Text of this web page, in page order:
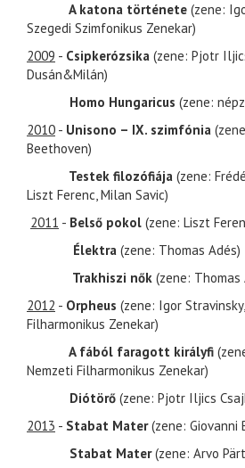
A katona története (zene:
Szegedi Szimfonikus Zenekar)
2009 - Csipkerózsika (zene: Pjotr
Dusán&Milán)
Homo Hungaricus (zene:
2010 - Unisono – IX. szimfónia
Beethoven)
Testek filozófiája (zene:
Liszt Ferenc, Milan Savic)
2011 - Belső pokol (zene: Liszt
Élektra (zene: Thomas Adés)
Trakhiszi nők (zene: Thomas
2012 - Orpheus (zene: Igor
Filharmonikus Zenekar)
A fából faragott királyfi
Nemzeti Filharmonikus Zenekar)
Diótörő (zene: Pjotr Iljics
2013 - Stabat Mater(zene: Giovanni
Stabat Mater(zene: Arvo